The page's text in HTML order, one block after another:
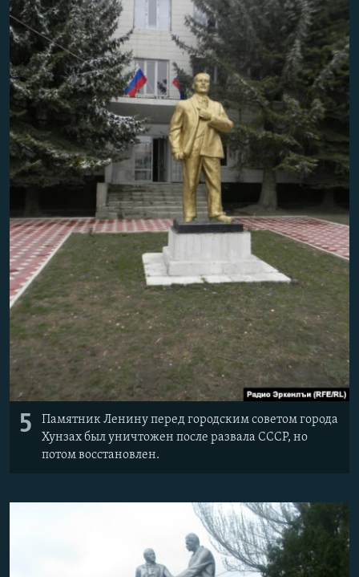
5
Памятник Ленину перед городским советом города
Хунзах был уничтожен после развала СССР, но
потом восстановлен.